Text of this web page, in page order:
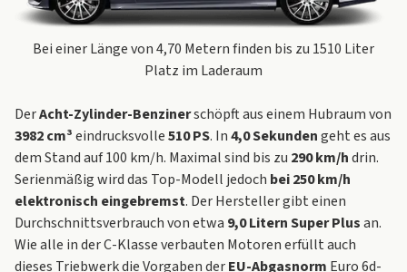
Bei einer Länge von 4,70 Metern finden bis zu 1510 Liter
Platz im Laderaum
DerAcht-Zylinder-Benzinerschöpft aus einem Hubraum von
3982 cm³eindrucksvolle510 PS. In4,0 Sekundengeht es aus
dem Stand auf 100 km/h. Maximal sind bis zu 290 km/hdrin.
Serienmäßig wird das Top-Modell jedoch bei 250 km/h
elektronisch eingebremst. Der Hersteller gibt einen
Durchschnittsverbrauch von etwa 9,0 Litern Super Plusan.
Wie alle in der C-Klasse verbauten Motoren erfüllt auch
dieses Triebwerk die Vorgaben derEU-Abgasnorm Euro 6d-